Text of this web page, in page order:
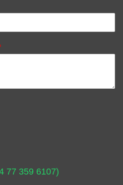
77 359 6107)